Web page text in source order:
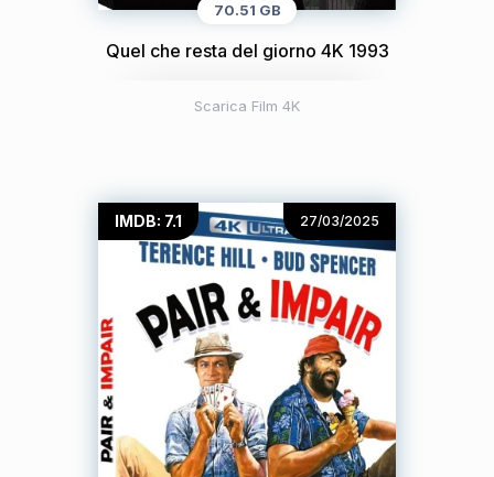
70.51 GB
Quel che resta del giorno 4K 1993
Scarica Film 4K
IMDB: 7.1 27/03/2025